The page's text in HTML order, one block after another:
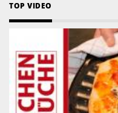
TOP VIDEO